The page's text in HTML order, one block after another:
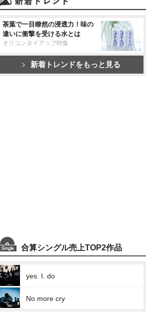
茶葉で一目瞭然の浸透力！味の
違いに衝撃を受ける水とは
オリコンタイアップ特集
新着トレンドをもっと見る
合算シングル売上TOP2作品
yes. I. do
No more cry